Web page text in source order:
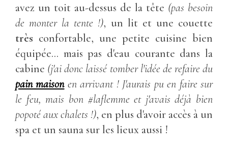
avez un toit au-dessus de la tête (pas besoin
de monter la tente !), un lit et une couette
très confortable, une petite cuisine bien
équipée... mais pas d'eau courante dans la
cabine (j'ai donc laissé tomber l'idée de refaire du
pain maison en arrivant ! J'aurais pu en faire sur
le feu, mais bon #laflemme et j'avais déjà bien
popoté aux chalets !), en plus d'avoir accès à un
spa et un sauna sur les lieux aussi !